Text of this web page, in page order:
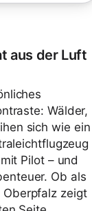
aus der Luft
Wälder,
sich wie ein
Pilot – und
Ob als
Oberpfalz zeigt